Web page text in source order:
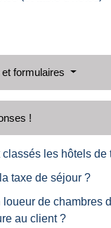
formulaires
!
les hôtels de
taxe de séjour ?
de chambres
au client ?